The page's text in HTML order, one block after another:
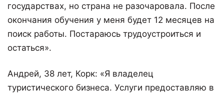
государствах, но страна не разочаровала. После
окончания обучения у меня будет 12 месяцев на
поиск работы. Постараюсь трудоустроиться и
остаться».
Андрей, 38 лет, Корк: «Я владелец
туристического бизнеса. Услуги предоставляю в